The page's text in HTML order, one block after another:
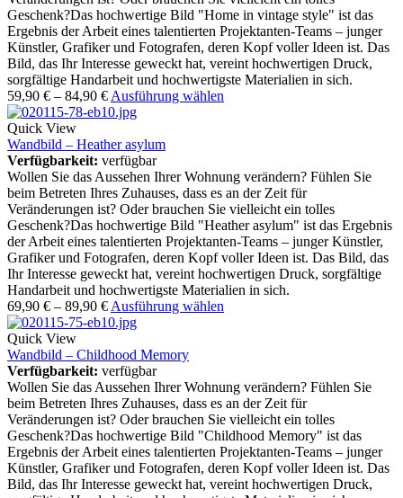
Geschenk?Das hochwertige Bild "Home in vintage style" ist das
Ergebnis der Arbeit eines talentierten Projektanten-Teams – junger
Künstler, Grafiker und Fotografen, deren Kopf voller Ideen ist. Das
Bild, das Ihr Interesse geweckt hat, vereint hochwertigen Druck,
sorgfältige Handarbeit und hochwertigste Materialien in sich.
59,90 € – 84,90 € Ausführung wählen
Quick View
Wandbild – Heather asylum
Verfügbarkeit: verfügbar
Wollen Sie das Aussehen Ihrer Wohnung verändern? Fühlen Sie
beim Betreten Ihres Zuhauses, dass es an der Zeit für
Veränderungen ist? Oder brauchen Sie vielleicht ein tolles
Geschenk?Das hochwertige Bild "Heather asylum" ist das Ergebnis
der Arbeit eines talentierten Projektanten-Teams – junger Künstler,
Grafiker und Fotografen, deren Kopf voller Ideen ist. Das Bild, das
Ihr Interesse geweckt hat, vereint hochwertigen Druck, sorgfältige
Handarbeit und hochwertigste Materialien in sich.
69,90 € – 89,90 € Ausführung wählen
Quick View
Wandbild – Childhood Memory
Verfügbarkeit: verfügbar
Wollen Sie das Aussehen Ihrer Wohnung verändern? Fühlen Sie
beim Betreten Ihres Zuhauses, dass es an der Zeit für
Veränderungen ist? Oder brauchen Sie vielleicht ein tolles
Geschenk?Das hochwertige Bild "Childhood Memory" ist das
Ergebnis der Arbeit eines talentierten Projektanten-Teams – junger
Künstler, Grafiker und Fotografen, deren Kopf voller Ideen ist. Das
Bild, das Ihr Interesse geweckt hat, vereint hochwertigen Druck,